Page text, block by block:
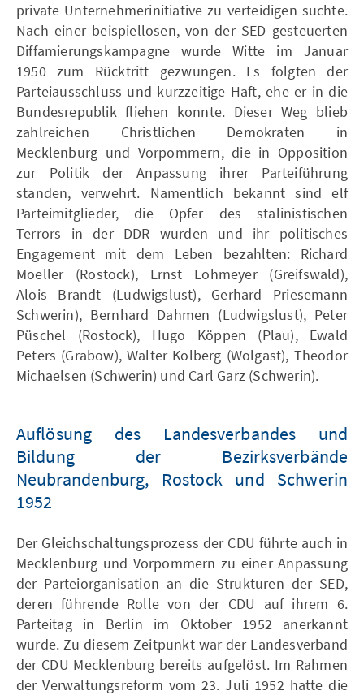
private Unternehmerinitiative zu verteidigen suchte.
Nach einer beispiellosen, von der SED gesteuerten
Diffamierungskampagne wurde Witte im Januar
1950 zum Rücktritt gezwungen. Es folgten der
Parteiausschluss und kurzzeitige Haft, ehe er in die
Bundesrepublik fliehen konnte. Dieser Weg blieb
zahlreichen Christlichen Demokraten in
Mecklenburg und Vorpommern, die in Opposition
zur Politik der Anpassung ihrer Parteiführung
standen, verwehrt. Namentlich bekannt sind elf
Parteimitglieder, die Opfer des stalinistischen
Terrors in der DDR wurden und ihr politisches
Engagement mit dem Leben bezahlten: Richard
Moeller (Rostock), Ernst Lohmeyer (Greifswald),
Alois Brandt (Ludwigslust), Gerhard Priesemann
Schwerin), Bernhard Dahmen (Ludwigslust), Peter
Püschel (Rostock), Hugo Köppen (Plau), Ewald
Peters (Grabow), Walter Kolberg (Wolgast), Theodor
Michaelsen (Schwerin) und Carl Garz (Schwerin).
Auflösung des Landesverbandes und
Bildung der Bezirksverbände
Neubrandenburg, Rostock und Schwerin
1952
Der Gleichschaltungsprozess der CDU führte auch in
Mecklenburg und Vorpommern zu einer Anpassung
der Parteiorganisation an die Strukturen der SED,
deren führende Rolle von der CDU auf ihrem 6.
Parteitag in Berlin im Oktober 1952 anerkannt
wurde. Zu diesem Zeitpunkt war der Landesverband
der CDU Mecklenburg bereits aufgelöst. Im Rahmen
der Verwaltungsreform vom 23. Juli 1952 hatte die